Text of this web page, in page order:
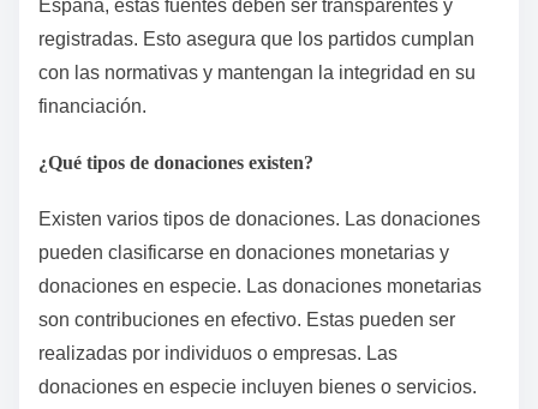
España, estas fuentes deben ser transparentes y
registradas. Esto asegura que los partidos cumplan
con las normativas y mantengan la integridad en su
financiación.
¿Qué tipos de donaciones existen?
Existen varios tipos de donaciones. Las donaciones
pueden clasificarse en donaciones monetarias y
donaciones en especie. Las donaciones monetarias
son contribuciones en efectivo. Estas pueden ser
realizadas por individuos o empresas. Las
donaciones en especie incluyen bienes o servicios.